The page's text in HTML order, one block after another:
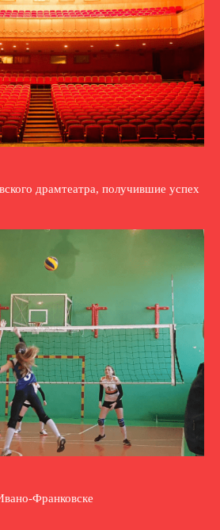
драмтеатра, получившие успех
Франковске